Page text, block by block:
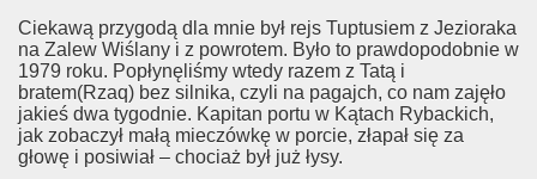
Ciekawą przygodą dla mnie był rejs Tuptusiem z Jezioraka
na Zalew Wiślany i z powrotem. Było to prawdopodobnie w
1979 roku. Popłynęliśmy wtedy razem z Tatą i
bratem(Rzaq) bez silnika, czyli na pagajch, co nam zajęło
jakieś dwa tygodnie. Kapitan portu w Kątach Rybackich,
jak zobaczył małą mieczówkę w porcie, złapał się za
głowę i posiwiał – chociaż był już łysy.